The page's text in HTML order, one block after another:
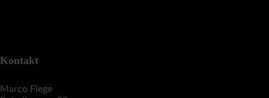
Kontakt
Marco Fiege